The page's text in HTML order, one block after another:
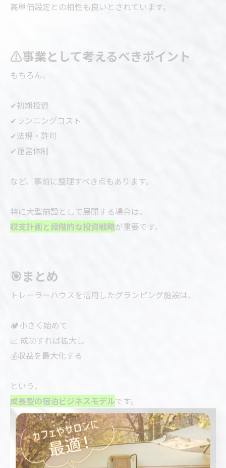
高単価設定との相性も良いとされています。
⚠事業として考えるべきポイント
もちろん、
✔初期投資
✔ランニングコスト
✔法規・許可
✔運営体制
など、事前に整理すべき点もあります。
特に大型施設として展開する場合は、
収支計画と段階的な投資戦略が重要です。
🎯まとめ
トレーラーハウスを活用したグランピング施設は、
🏕小さく始めて
📈 成功すれば拡大し
💰収益を最大化する
という、
成長型の宿泊ビジネスモデルです。
大型施設としての展開も視野に入れることで、
より大きな事業へと発展させることも可能です。